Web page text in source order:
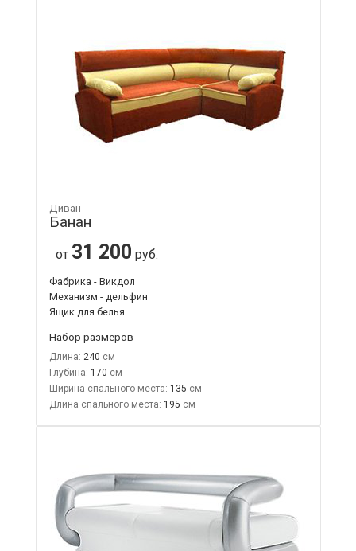
Диван
Банан
от 31 200 руб.
Фабрика - Викдол
Механизм - дельфин
Ящик для белья
Набор размеров
Длина: 240
Глубина: 170
Ширина спального места: 135
Длина спального места: 195